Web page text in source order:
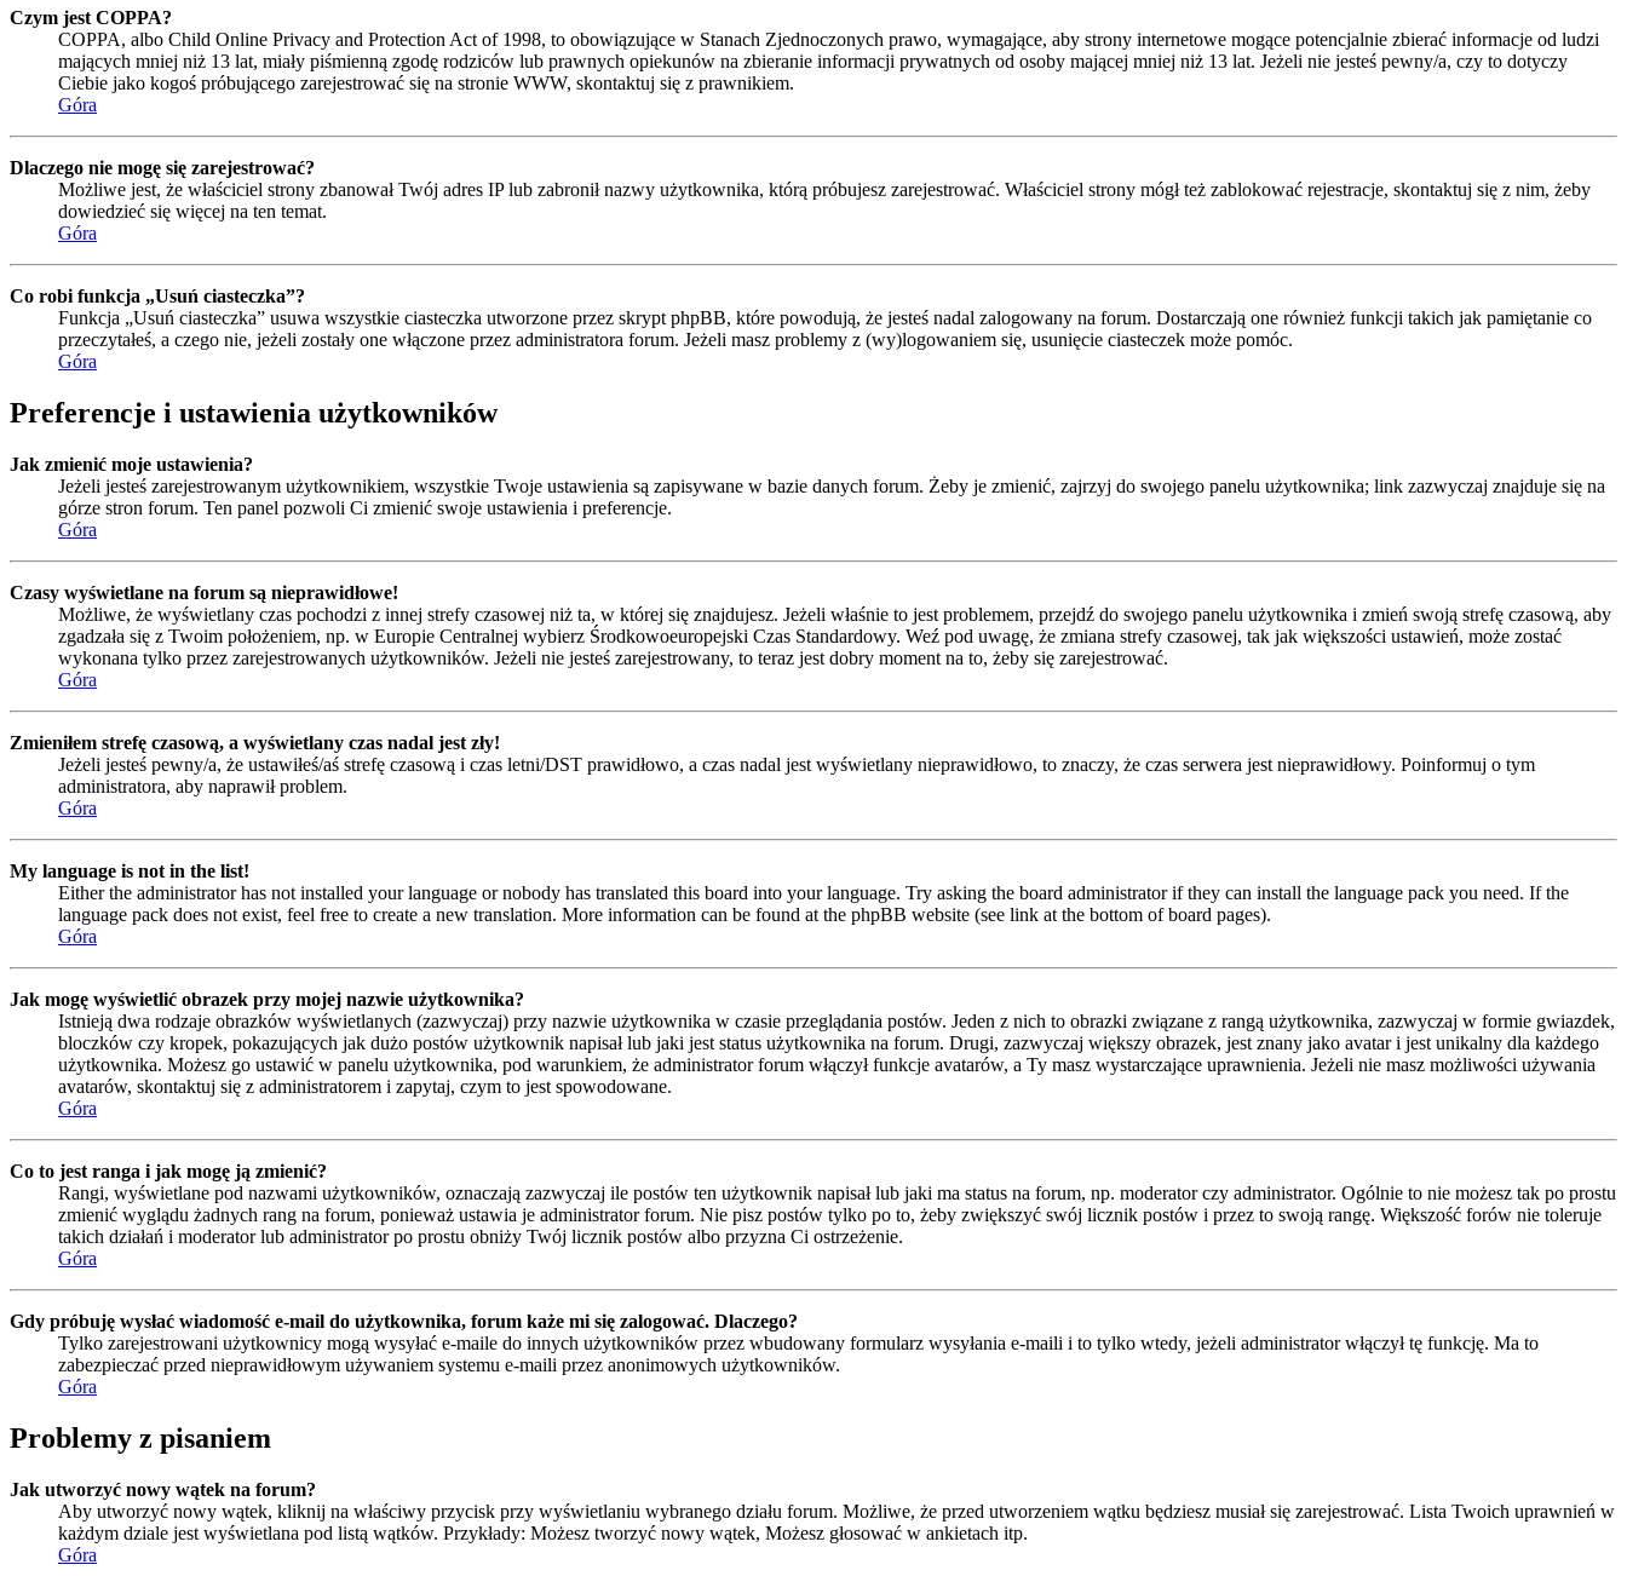
Czym jest COPPA?
COPPA, albo Child Online Privacy and Protection Act of 1998, to obowiązujące w Stanach Zjednoczonych prawo, wymagające, aby strony internetowe mogące potencjalnie zbierać informacje od ludzi
mających mniej niż 13 lat, miały piśmienną zgodę rodziców lub prawnych opiekunów na zbieranie informacji prywatnych od osoby mającej mniej niż 13 lat. Jeżeli nie jesteś pewny/a, czy to dotyczy
Ciebie jako kogoś próbującego zarejestrować się na stronie WWW, skontaktuj się z prawnikiem.
Góra
Dlaczego nie mogę się zarejestrować?
Możliwe jest, że właściciel strony zbanował Twój adres IP lub zabronił nazwy użytkownika, którą próbujesz zarejestrować. Właściciel strony mógł też zablokować rejestracje, skontaktuj się z nim, żeby
dowiedzieć się więcej na ten temat.
Góra
Co robi funkcja „Usuń ciasteczka”?
Funkcja „Usuń ciasteczka” usuwa wszystkie ciasteczka utworzone przez skrypt phpBB, które powodują, że jesteś nadal zalogowany na forum. Dostarczają one również funkcji takich jak pamiętanie co
przeczytałeś, a czego nie, jeżeli zostały one włączone przez administratora forum. Jeżeli masz problemy z (wy)logowaniem się, usunięcie ciasteczek może pomóc.
Góra
Preferencje i ustawienia użytkowników
Jak zmienić moje ustawienia?
Jeżeli jesteś zarejestrowanym użytkownikiem, wszystkie Twoje ustawienia są zapisywane w bazie danych forum. Żeby je zmienić, zajrzyj do swojego panelu użytkownika; link zazwyczaj znajduje się na
górze stron forum. Ten panel pozwoli Ci zmienić swoje ustawienia i preferencje.
Góra
Czasy wyświetlane na forum są nieprawidłowe!
Możliwe, że wyświetlany czas pochodzi z innej strefy czasowej niż ta, w której się znajdujesz. Jeżeli właśnie to jest problemem, przejdź do swojego panelu użytkownika i zmień swoją strefę czasową, aby
zgadzała się z Twoim położeniem, np. w Europie Centralnej wybierz Środkowoeuropejski Czas Standardowy. Weź pod uwagę, że zmiana strefy czasowej, tak jak większości ustawień, może zostać
wykonana tylko przez zarejestrowanych użytkowników. Jeżeli nie jesteś zarejestrowany, to teraz jest dobry moment na to, żeby się zarejestrować.
Góra
Zmieniłem strefę czasową, a wyświetlany czas nadal jest zły!
Jeżeli jesteś pewny/a, że ustawiłeś/aś strefę czasową i czas letni/DST prawidłowo, a czas nadal jest wyświetlany nieprawidłowo, to znaczy, że czas serwera jest nieprawidłowy. Poinformuj o tym
administratora, aby naprawił problem.
Góra
My language is not in the list!
Either the administrator has not installed your language or nobody has translated this board into your language. Try asking the board administrator if they can install the language pack you need. If the
language pack does not exist, feel free to create a new translation. More information can be found at the phpBB website (see link at the bottom of board pages).
Góra
Jak mogę wyświetlić obrazek przy mojej nazwie użytkownika?
Istnieją dwa rodzaje obrazków wyświetlanych (zazwyczaj) przy nazwie użytkownika w czasie przeglądania postów. Jeden z nich to obrazki związane z rangą użytkownika, zazwyczaj w formie gwiazdek,
bloczków czy kropek, pokazujących jak dużo postów użytkownik napisał lub jaki jest status użytkownika na forum. Drugi, zazwyczaj większy obrazek, jest znany jako avatar i jest unikalny dla każdego
użytkownika. Możesz go ustawić w panelu użytkownika, pod warunkiem, że administrator forum włączył funkcje avatarów, a Ty masz wystarczające uprawnienia. Jeżeli nie masz możliwości używania
avatarów, skontaktuj się z administratorem i zapytaj, czym to jest spowodowane.
Góra
Co to jest ranga i jak mogę ją zmienić?
Rangi, wyświetlane pod nazwami użytkowników, oznaczają zazwyczaj ile postów ten użytkownik napisał lub jaki ma status na forum, np. moderator czy administrator. Ogólnie to nie możesz tak po prostu
zmienić wyglądu żadnych rang na forum, ponieważ ustawia je administrator forum. Nie pisz postów tylko po to, żeby zwiększyć swój licznik postów i przez to swoją rangę. Większość forów nie toleruje
takich działań i moderator lub administrator po prostu obniży Twój licznik postów albo przyzna Ci ostrzeżenie.
Góra
Gdy próbuję wysłać wiadomość e-mail do użytkownika, forum każe mi się zalogować. Dlaczego?
Tylko zarejestrowani użytkownicy mogą wysyłać e-maile do innych użytkowników przez wbudowany formularz wysyłania e-maili i to tylko wtedy, jeżeli administrator włączył tę funkcję. Ma to
zabezpieczać przed nieprawidłowym używaniem systemu e-maili przez anonimowych użytkowników.
Góra
Problemy z pisaniem
Jak utworzyć nowy wątek na forum?
Aby utworzyć nowy wątek, kliknij na właściwy przycisk przy wyświetlaniu wybranego działu forum. Możliwe, że przed utworzeniem wątku będziesz musiał się zarejestrować. Lista Twoich uprawnień w
każdym dziale jest wyświetlana pod listą wątków. Przykłady: Możesz tworzyć nowy wątek, Możesz głosować w ankietach itp.
Góra